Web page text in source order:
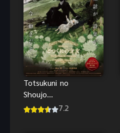
Totsukuni no
Shoujo
(2022) เด็ก7.2